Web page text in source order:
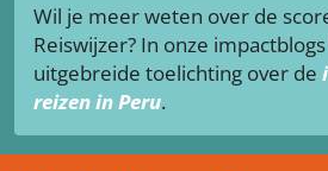
Wil je meer weten over de
Reiswijzer? In onze
uitgebreide toelichting over de
reizen in Peru.